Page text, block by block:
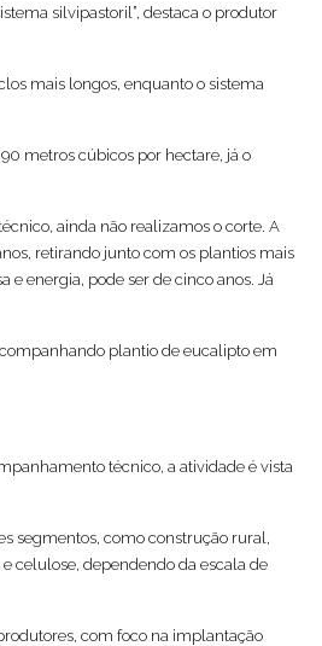
silvipastoril”, destaca o produtor
mais longos, enquanto o sistema
metros cúbicos por hectare, já o
ainda não realizamos o corte. A
retirando junto com os plantios mais
e energia, pode ser de cinco anos. Já
plantio de eucalipto em
técnico, a atividade é vista
segmentos, como construção rural,
celulose, dependendo da escala de
com foco na implantação